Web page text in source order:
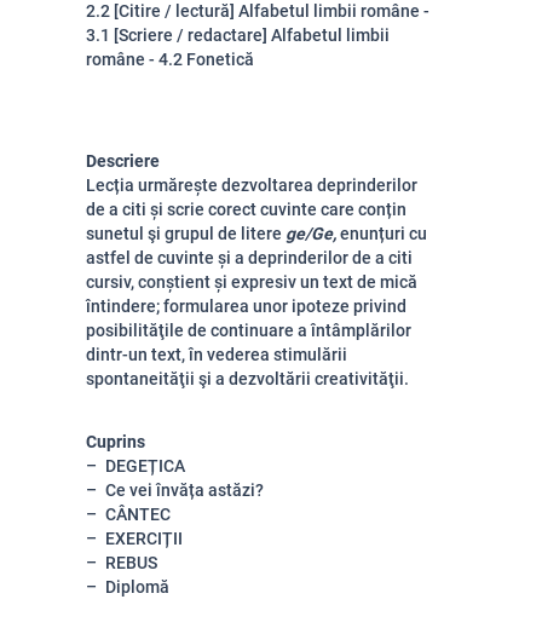
2.2 [Citire / lectură] Alfabetul limbii române -
3.1 [Scriere / redactare] Alfabetul limbii
române - 4.2 Fonetică
Descriere
Lecția urmărește dezvoltarea deprinderilor
de a citi și scrie corect cuvinte care conțin
sunetul şi grupul de litere ge/Ge,enunțuri cu
astfel de cuvinte și a deprinderilor de a citi
cursiv, conștient și expresiv un text de mică
întindere;formularea unor ipoteze privind
posibilităţile de continuare a întâmplărilor
dintr-un text, în vederea stimulării
spontaneităţii şi a dezvoltării creativităţii.
Cuprins
DEGEȚICA
Ce vei învăța astăzi?
CÂNTEC
EXERCIȚII
REBUS
Diplomă